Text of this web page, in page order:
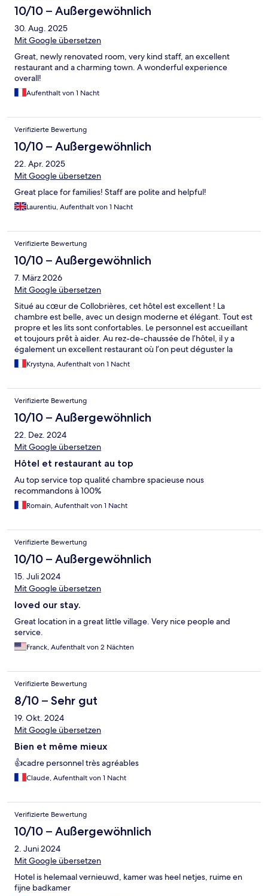
10/10 – Außergewöhnlich
30. Aug. 2025
Mit Google übersetzen
Great, newly renovated room, very kind staff, an excellent
restaurant and a charming town. A wonderful experience
overall!
Aufenthalt von 1 Nacht
Verifizierte Bewertung
10/10 – Außergewöhnlich
22. Apr. 2025
Mit Google übersetzen
Great place for families! Staff are polite and helpful!
Laurentiu, Aufenthalt von 1 Nacht
Verifizierte Bewertung
10/10 – Außergewöhnlich
7. März 2026
Mit Google übersetzen
Situé au cœur de Collobrières, cet hôtel est excellent ! La
chambre est belle, avec un design moderne et élégant. Tout est
propre et les lits sont confortables. Le personnel est accueillant
et toujours prêt à aider. Au rez-de-chaussée de l’hôtel, il y a
également un excellent restaurant où l’on peut déguster la
délicieuse cuisine locale. Je recommande vivement cet hôtel !
Krystyna, Aufenthalt von 1 Nacht
Verifizierte Bewertung
10/10 – Außergewöhnlich
22. Dez. 2024
Mit Google übersetzen
Hôtel et restaurant au top
Au top service top qualité chambre spacieuse nous
recommandons à 100%
Romain, Aufenthalt von 1 Nacht
Verifizierte Bewertung
10/10 – Außergewöhnlich
15. Juli 2024
Mit Google übersetzen
loved our stay.
Great location in a great little village. Very nice people and
service.
Franck, Aufenthalt von 2 Nächten
Verifizierte Bewertung
8/10 – Sehr gut
19. Okt. 2024
Mit Google übersetzen
Bien et même mieux
👍cadre personnel très agréables
Claude, Aufenthalt von 1 Nacht
Verifizierte Bewertung
10/10 – Außergewöhnlich
2. Juni 2024
Mit Google übersetzen
Hotel is helemaal vernieuwd, kamer was heel netjes, ruime en
fijne badkamer